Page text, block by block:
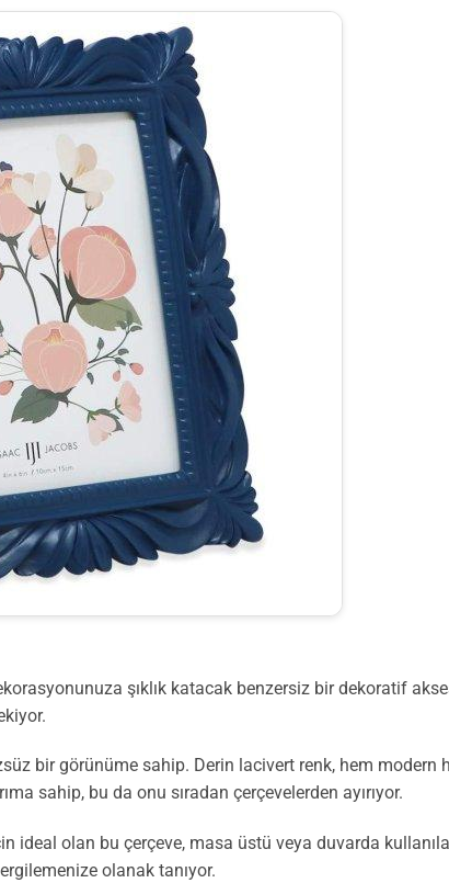
şıklık katacak benzersiz bir dekoratif
bir görünüme sahip. Derin lacivert renk, hem modern
sahip, bu da onu sıradan çerçevelerden ayırıyor.
olan bu çerçeve, masa üstü veya duvarda
olanak tanıyor.